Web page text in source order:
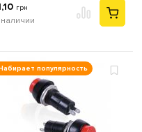
грн
популярность